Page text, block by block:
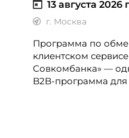
13 августа 2026
г. Москва
Программа по
клиентском
Совкомбанка» —
B2B-программа